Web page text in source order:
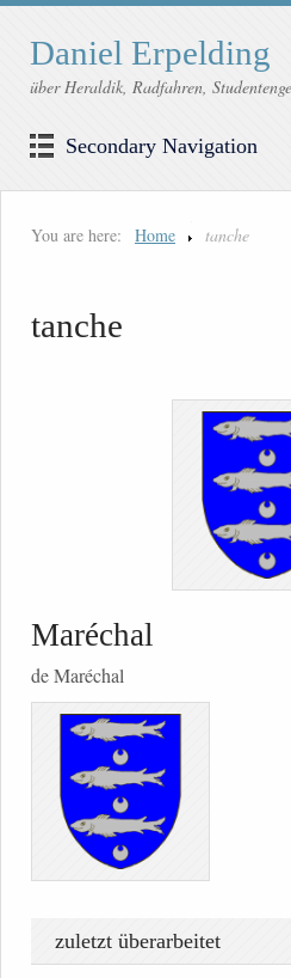
Daniel Erpelding
über Heraldik, Radfahren,
Secondary Navigation
You are here: Home tanche
tanche
Maréchal
de Maréchal
zuletzt überarbeitet